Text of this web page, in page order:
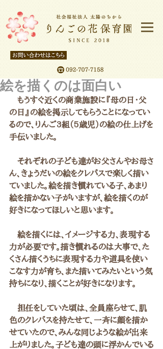
絵を描くのは面白い
もうすぐ近くの商業施設に『母の日・父
の日』の絵を掲示してもらうことになってい
るので、りんご3組（5歳児）の絵の仕上げを
手伝いました。
それぞれの子ども達がお父さんやお母さ
ん、きょうだいの絵をクレパスで楽しく描い
ていました。絵を描き慣れている子、あまり
絵を描かない子がいますが、絵を描くのが
好きになってほしいと思います。
絵を描くには、イメージする力、表現する
力が必要です。描き慣れるのは大事で、た
くさん描くうちに表現する力や道具を使い
こなす力が育ち、また描いてみたいという気
持ちになり、描くことが好きになります。
担任をしていた頃は、全員座らせて、肌
色のクレバスを持たせて、一斉に顔を描か
せていたので、みんな同じような絵が出来
上がりました。子ども達の頭に浮かんでいる